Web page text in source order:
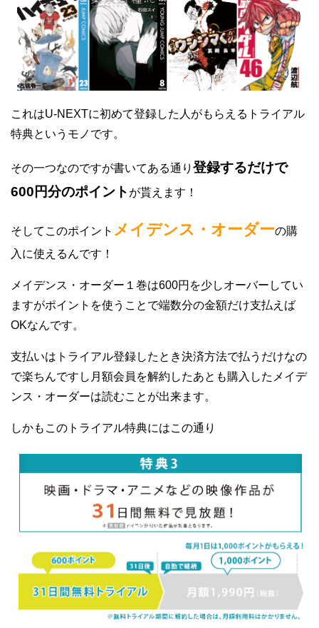
これはU-NEXTに初めて登録した人がもらえるトライアル
特典というモノです。
その一つなのですが書いてある通り 登録するだけで
600円分のポイント が貰えます！
そしてこのポイント メイデンス・オーダーの購
入に使えるんです！
メイデンス・オーダー１巻は600円を少しオーバーしてい
ますがポイントを使うことで端数分の金額だけ支払えば
OKなんです。
支払いはトライアル登録したとき決済方法で払うだけなの
で楽ちんですし月額会員を解約したあとも購入したメイデ
ンス・オーダーは読むことが出来ます。
しかもこのトライアル特典にはこの通り